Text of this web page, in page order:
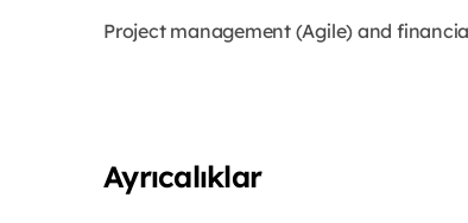
Project management (Agile) and
Ayrıcalıklar